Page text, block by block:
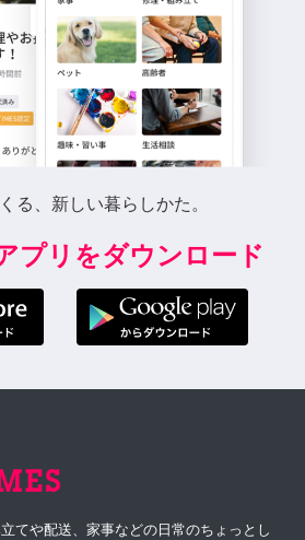
る、新しい暮らしかた。
プリをダウンロード
てや配送、家事などの日常のちょっとし